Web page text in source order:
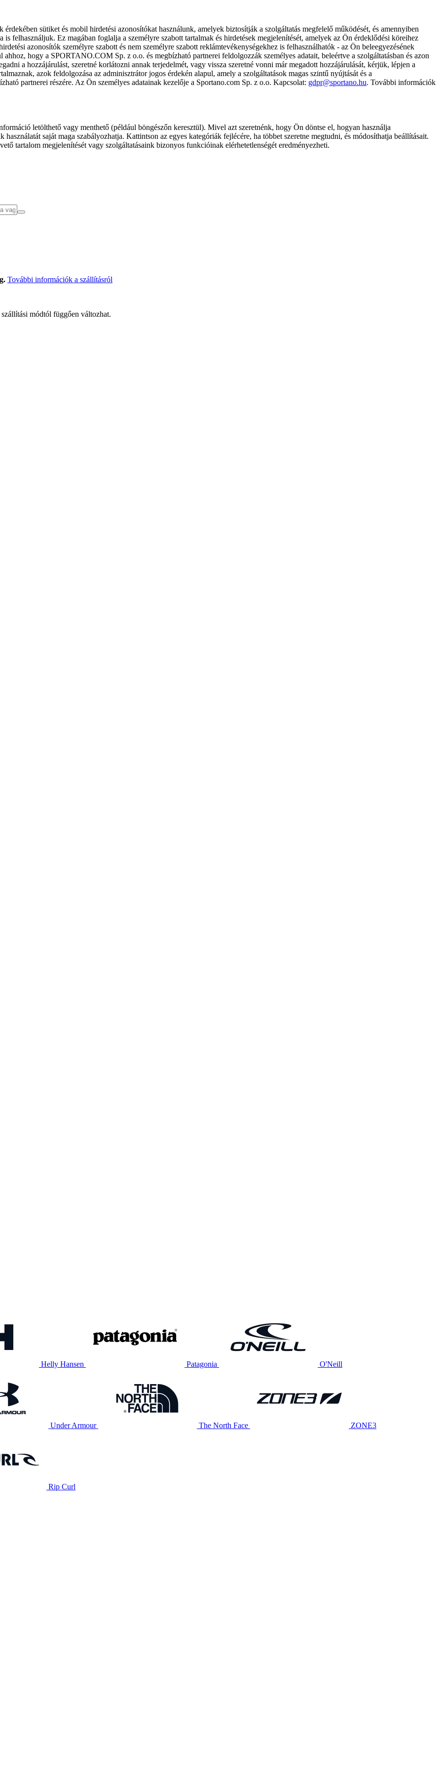
sütiket és mobil hirdetési azonosítókat használunk, amelyek biztosítják a szolgáltatás megfelelő működését, és amennyiben
is felhasználjuk. Ez magában foglalja a személyre szabott tartalmak és hirdetések megjelenítését, amelyek az Ön érdeklődési köreihez
azonosítók személyre szabott és nem személyre szabott reklámtevékenységekhez is felhasználhatók - az Ön beleegyezésének
hogy a SPORTANO.COM Sp. z o.o. és megbízható partnerei feldolgozzák személyes adatait, beleértve a szolgáltatásban és azon
a hozzájárulást, szeretné korlátozni annak terjedelmét, vagy vissza szeretné vonni már megadott hozzájárulását, kérjük, lépjen a
azok feldolgozása az adminisztrátor jogos érdekén alapul, amely a szolgáltatások magas szintű nyújtását és a
partnerei részére. Az Ön személyes adatainak kezelője a Sportano.com Sp. z o.o. Kapcsolat: gdpr@sportano.hu. További információk
letölthető vagy menthető (például böngészőn keresztül). Mivel azt szeretnénk, hogy Ön döntse el, hogyan használja
saját maga szabályozhatja. Kattintson az egyes kategóriák fejlécére, ha többet szeretne megtudni, és módosíthatja beállításait.
tartalom megjelenítését vagy szolgáltatásaink bizonyos funkcióinak elérhetetlenségét eredményezheti.
További információk a szállításról
módtól függően változhat.
Helly Hansen Patagonia O'Neill
Under Armour The North Face ZONE3
Rip Curl